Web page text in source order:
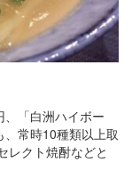
、「白洲ハイボー
常時10種類以上取
レクト焼酎などと